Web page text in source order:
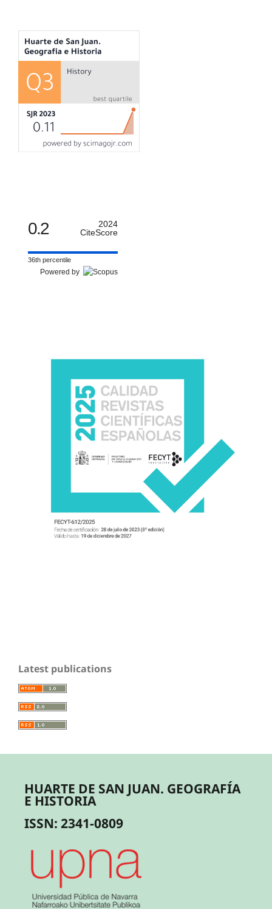
0.2
2024
CiteScore
36th percentile
Powered by
Latest publications
HUARTE DE SAN JUAN. GEOGRAFÍA
E HISTORIA
ISSN: 2341-0809